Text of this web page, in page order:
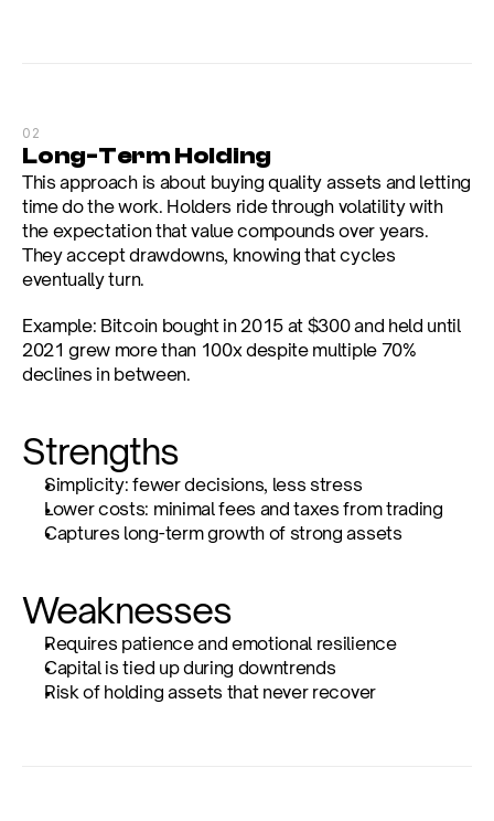
02
Long-Term Holding
This approach is about buying quality assets and letting
time do the work. Holders ride through volatility with
the expectation that value compounds over years.
They accept drawdowns, knowing that cycles
eventually turn.
Example: Bitcoin bought in 2015 at $300 and held until
2021 grew more than 100x despite multiple 70%
declines in between.
Strengths
Simplicity: fewer decisions, less stress
Lower costs: minimal fees and taxes from trading
Captures long-term growth of strong assets
Weaknesses
Requires patience and emotional resilience
Capital is tied up during downtrends
Risk of holding assets that never recover